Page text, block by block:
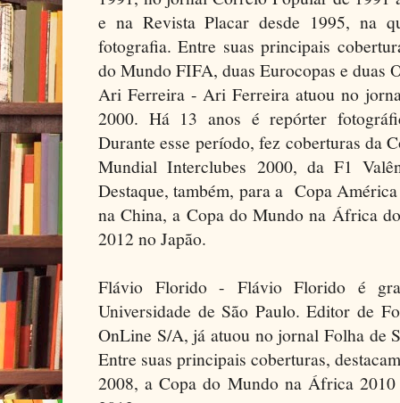
e na Revista Placar desde 1995, na
fotografia. Entre suas principais
do Mundo FIFA, duas Eurocopas e duas
Ari Ferreira - Ari Ferreira atuou no
2000. Há 13 anos é repórter
Durante esse período, fez coberturas da
Mundial Interclubes 2000, da F1
Destaque, também, para a Copa
na China, a Copa do Mundo na África
2012 no Japão.
Flávio Florido - Flávio Florido é
Universidade de São Paulo. Editor de
OnLine S/A, já atuou no jornal Folha de
Entre suas principais coberturas,
2008, a Copa do Mundo na África